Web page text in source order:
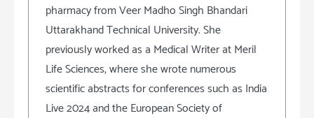
pharmacy from Veer Madho Singh Bhandari
Uttarakhand Technical University. She
previously worked as a Medical Writer at Meril
Life Sciences, where she wrote numerous
scientific abstracts for conferences such as India
Live 2024 and the European Society of